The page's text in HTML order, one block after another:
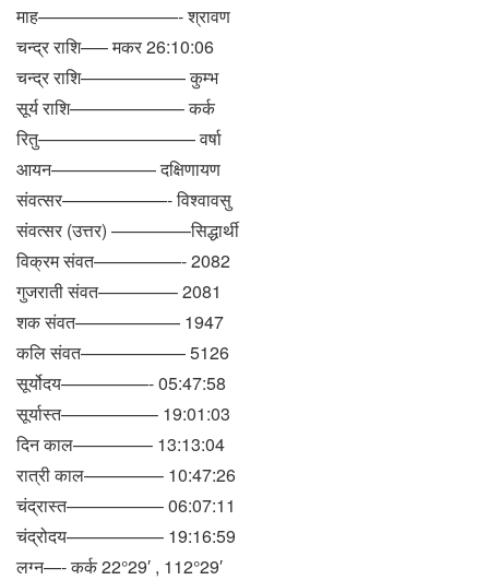
माह————————- श्रावण
चन्द्र राशि—– मकर 26:10:06
चन्द्र राशि—————— कुम्भ
सूर्य राशि——————– कर्क
रितु————————— वर्षा
आयन—————— दक्षिणायण
संवत्सर——————- विश्वावसु
संवत्सर (उत्तर) ————–सिद्धार्थी
विक्रम संवत—————- 2082
गुजराती संवत————– 2081
शक संवत—————— 1947
कलि संवत—————— 5126
सूर्योदय—————- 05:47:58
सूर्यास्त—————– 19:01:03
दिन काल————– 13:13:04
रात्री काल————– 10:47:26
चंद्रास्त—————– 06:07:11
चंद्रोदय—————– 19:16:59
लग्न—- कर्क 22°29′ , 112°29′